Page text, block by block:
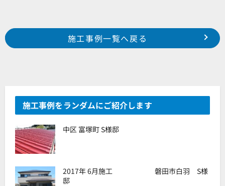
Prev 施工事例一覧へ戻る
施工事例をランダムにご紹介します
中区 富塚町 S様邸
2017年 6月施工 磐田市白羽 S様
邸